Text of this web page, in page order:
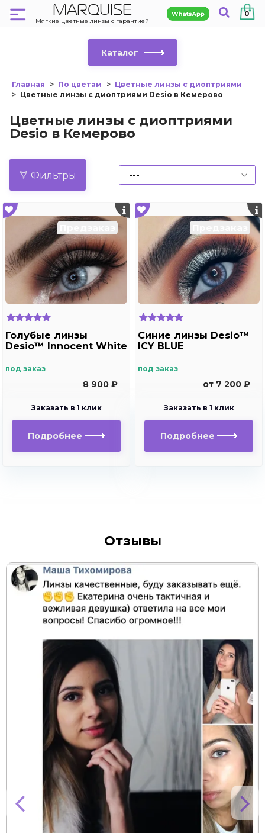
MARQUISE
Мягкие цветные линзы с гарантией
0
Каталог
Главная По цветам
Цветные линзы с диоптриями
Цветные линзы с диоптриями Desio в Кемерово
Цветные линзы с диоптриями
Desio в Кемерово
Фильтры
Голубые линзы
Desio™ Innocent White
под заказ
8 900 ₽
Заказать в 1 клик
Подробнее
Синие линзы Desio™
ICY BLUE
под заказ
от 7 200 ₽
Заказать в 1 клик
Подробнее
Отзывы